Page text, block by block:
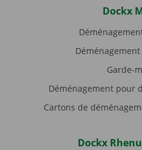
Dockx
Garde-
Déménagement pour
Cartons de
Dockx